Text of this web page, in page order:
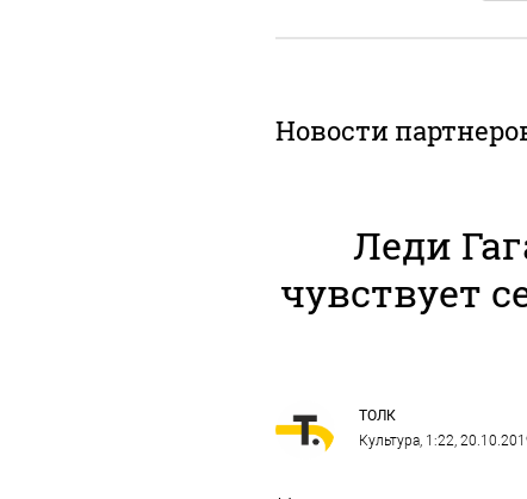
Новости
Леди
чувствует
ТОЛК
Культура, 1:22,